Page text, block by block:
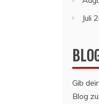
Juli
Gib
Blog